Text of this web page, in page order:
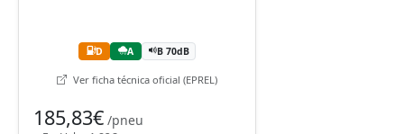
D A B 70dB
Ver ficha técnica oficial (EPREL)
185,83€ /pneu